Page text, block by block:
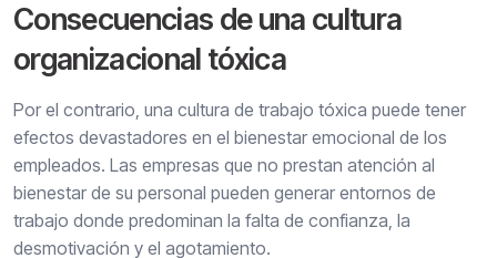
Consecuencias de una cultura
organizacional tóxica
Por el contrario, una cultura de trabajo tóxica puede tener
efectos devastadores en el bienestar emocional de los
empleados. Las empresas que no prestan atención al
bienestar de su personal pueden generar entornos de
trabajo donde predominan la falta de confianza, la
desmotivación y el agotamiento.